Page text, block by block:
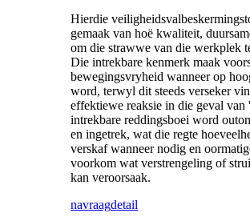
Hierdie
gemaak van hoë kwaliteit,
om die strawwe van die werkplek
Die intrekbare kenmerk maak
bewegingsvryheid wanneer op
word, terwyl dit steeds verseker
effektiewe reaksie in die geval
intrekbare reddingsboei word
en ingetrek, wat die regte
verskaf wanneer nodig en
voorkom wat verstrengeling of
kan veroorsaak.
navraagdetail